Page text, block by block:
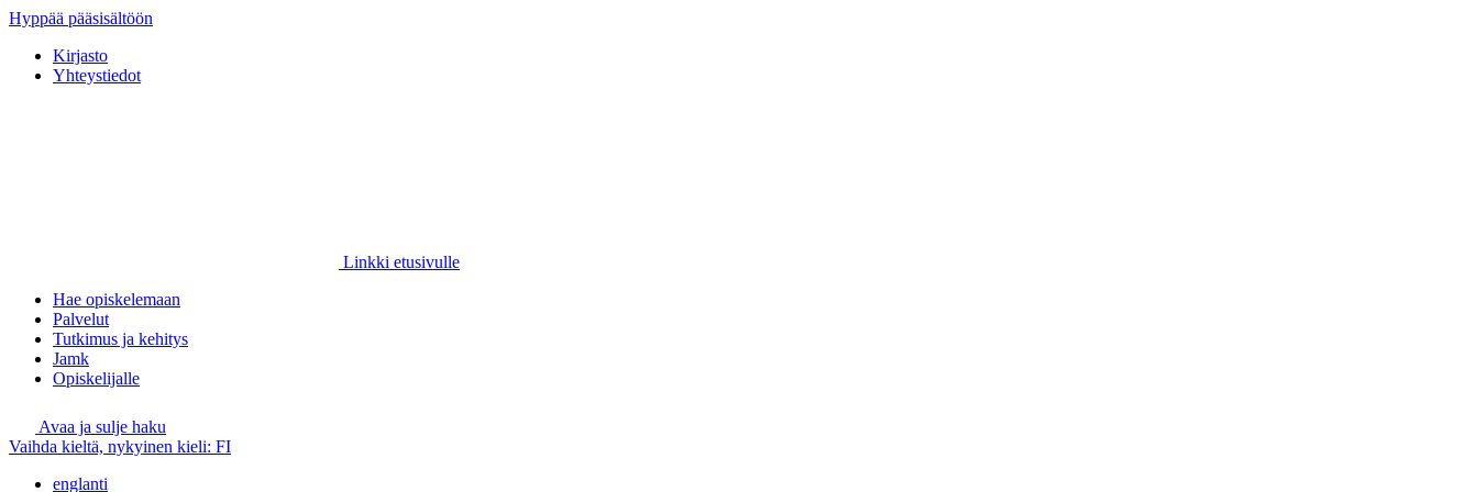
Hyppää pääsisältöön
Kirjasto
Yhteystiedot
Linkki etusivulle
Hae opiskelemaan
Palvelut
Tutkimus ja kehitys
Jamk
Opiskelijalle
Avaa ja sulje haku
Vaihda kieltä, nykyinen kieli: FI
englanti